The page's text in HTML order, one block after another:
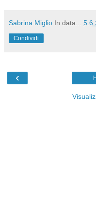
Sabrina Miglio In data...
Condividi
‹